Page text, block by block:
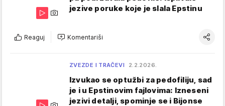
jezive poruke koje je slala Epstinu
Reaguj Komentariši
ZVEZDE I TRAČEVI 2.2.2026.
Izvukao se optužbi za pedofiliju, sad
je i u Epstinovim fajlovima: Izneseni
jezivi detalji, spominje se i Bijonse